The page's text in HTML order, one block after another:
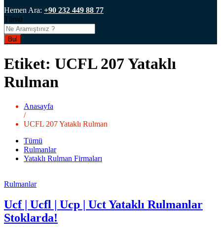
Hemen Ara: +90 232 449 88 77
Tümü
Bul
Etiket: UCFL 207 Yataklı
Rulman
Anasayfa
/
UCFL 207 Yataklı Rulman
Tümü
Rulmanlar
Yataklı Rulman Firmaları
Rulmanlar
Ucf | Ucfl | Ucp | Uct Yataklı Rulmanlar
Stoklarda!